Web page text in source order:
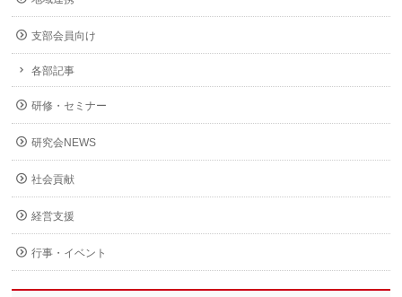
支部会員向け
各部記事
研修・セミナー
研究会NEWS
社会貢献
経営支援
行事・イベント